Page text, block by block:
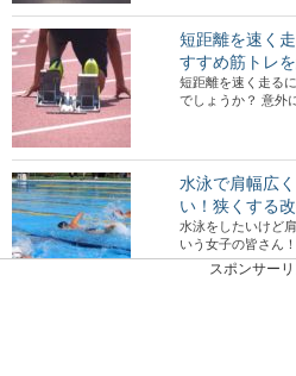
短距離を速く
すすめ筋トレ
短距離を速く走る
でしょうか？ 意外
水泳で肩幅広
い！狭くする
水泳をしたいけど
いう女子の皆さん
スポンサー